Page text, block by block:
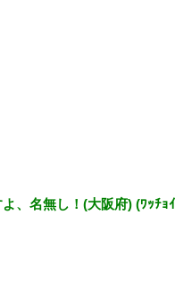
、名無し！(大阪府) (ﾜｯﾁｮ